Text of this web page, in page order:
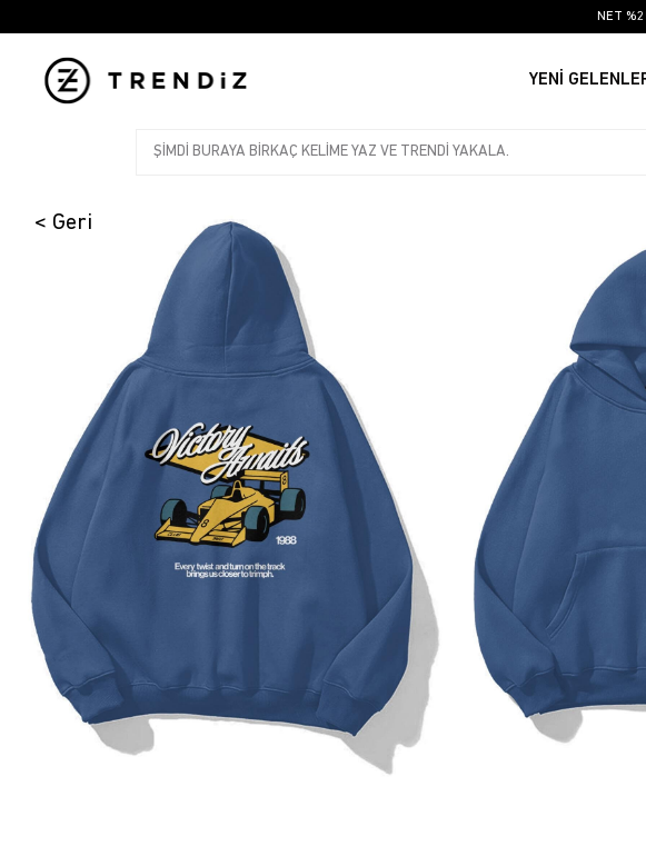
NET
YENİ